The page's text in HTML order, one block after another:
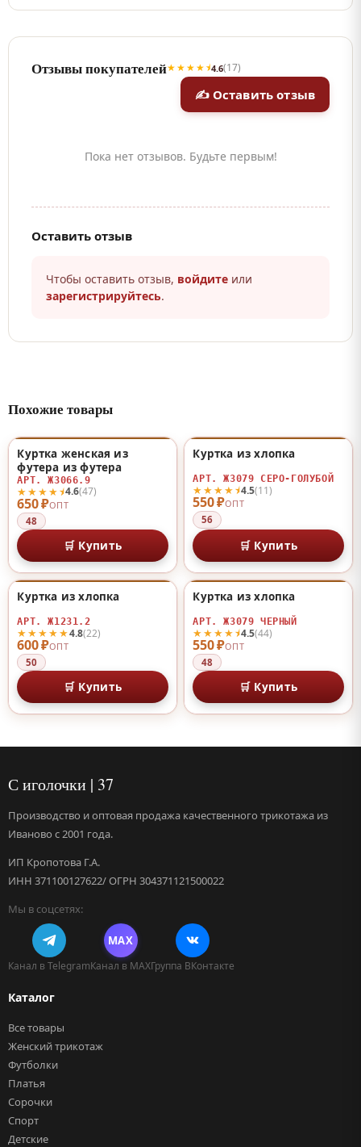
Отзывы покупателей★★★★⯨4.6(17)
✍ Оставить отзыв
Пока нет отзывов. Будьте первым!
Оставить отзыв
Чтобы оставить отзыв, войдите или
зарегистрируйтесь.
Похожие товары
650 ₽ОПТ
★★★★⯨4.6(47)
Куртка женская из
футера из футера
АРТ. Ж3066.9
48
🛒 Купить
550 ₽ОПТ
★★★★⯨4.5(11)
Куртка из хлопка
АРТ. Ж3079 СЕРО-ГОЛУБОЙ
56
🛒 Купить
600 ₽ОПТ
★★★★★4.8(22)
Куртка из хлопка
АРТ. Ж1231.2
50
🛒 Купить
550 ₽ОПТ
★★★★⯨4.5(44)
Куртка из хлопка
АРТ. Ж3079 ЧЕРНЫЙ
48
🛒 Купить
С иголочки | 37
Производство и оптовая продажа качественного трикотажа из
Иваново с 2001 года.
ИП Кропотова Г.А.
ИНН 371100127622/ ОГРН 304371121500022
Мы в соцсетях:
Канал в Telegram
MAX
Канал в MAXГруппа ВКонтакте
Каталог
Все товары
Женский трикотаж
Футболки
Платья
Сорочки
Спорт
Детские